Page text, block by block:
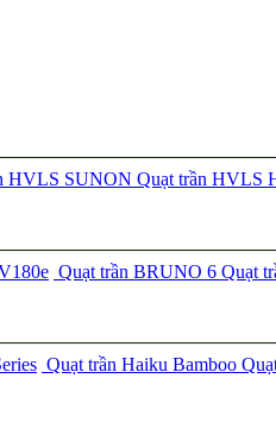
HVLS SUNON Quạt trần HVLS
Quạt trần BRUNO 6 Quạt
Quạt trần Haiku Bamboo